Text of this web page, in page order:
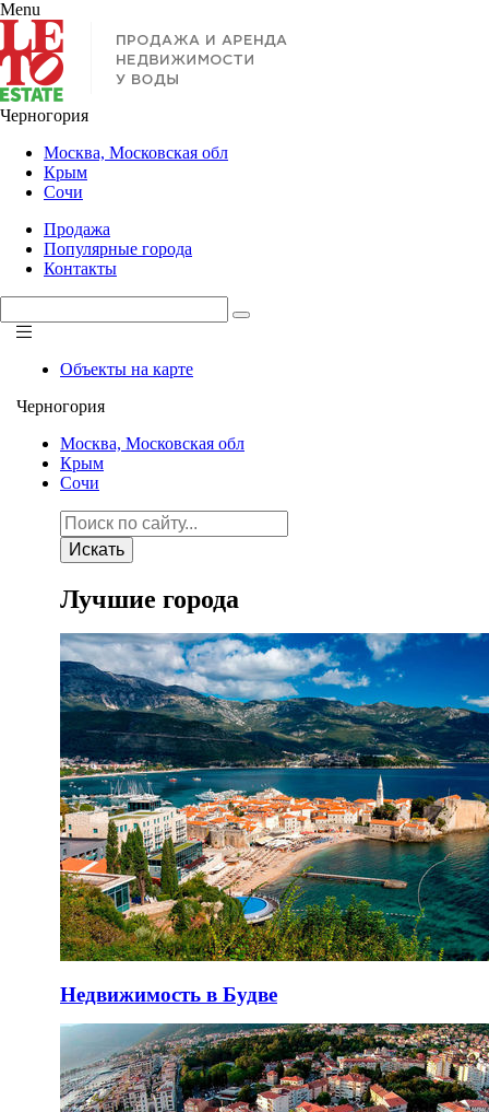
Menu
Черногория
Москва, Московская обл
Крым
Сочи
Продажа
Популярные города
Контакты
Объекты на карте
Черногория
Москва, Московская обл
Крым
Сочи
Искать
Лучшие города
Недвижимость в Будве